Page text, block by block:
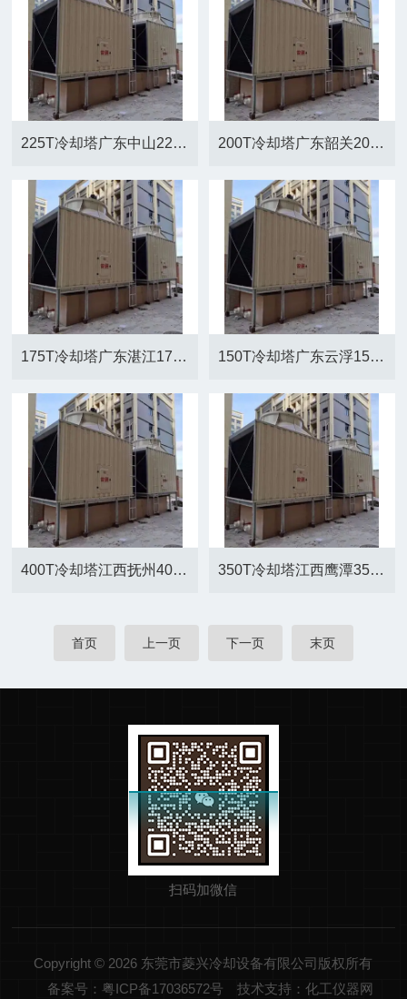
225T冷却塔广东中山225T横流方形冷却塔厂家 200T冷却塔广东韶关200T横流方形冷却塔厂家
175T冷却塔广东湛江175T横流方形冷却塔厂家 150T冷却塔广东云浮150T横流方形冷却塔厂家
400T冷却塔江西抚州400T横流方形冷却塔厂家 350T冷却塔江西鹰潭350T横流方形冷却塔厂家
首页 上一页 下一页 末页
扫码加微信
Copyright © 2026 东莞市菱兴冷却设备有限公司版权所有
备案号：粤ICP备17036572号
技术支持：化工仪器网